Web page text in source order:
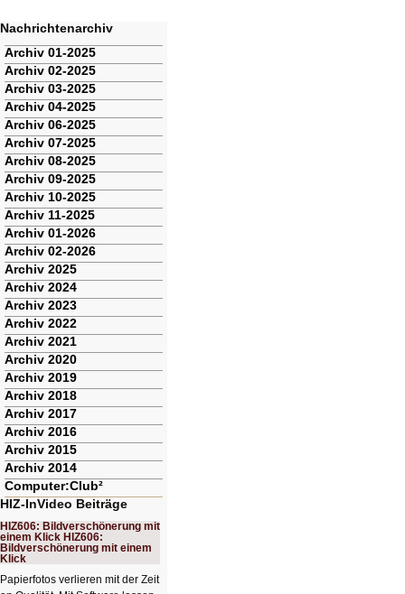
Nachrichtenarchiv
Navigation
überspringen
Archiv 01-2025
Archiv 02-2025
Archiv 03-2025
Archiv 04-2025
Archiv 06-2025
Archiv 07-2025
Archiv 08-2025
Archiv 09-2025
Archiv 10-2025
Archiv 11-2025
Archiv 01-2026
Archiv 02-2026
Archiv 2025
Archiv 2024
Archiv 2023
Archiv 2022
Archiv 2021
Archiv 2020
Archiv 2019
Archiv 2018
Archiv 2017
Archiv 2016
Archiv 2015
Archiv 2014
Computer:Club²
HIZ-InVideo Beiträge
HIZ606: Bildverschönerung mit
einem Klick HIZ606:
Bildverschönerung mit einem
Klick
Papierfotos verlieren mit der Zeit